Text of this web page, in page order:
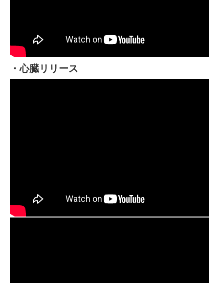
・心臓リリース